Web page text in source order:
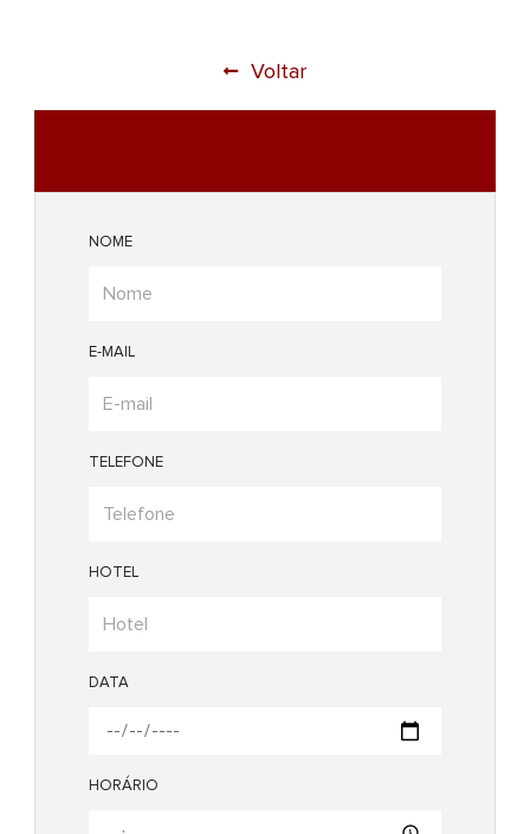
Voltar
NOME
E-MAIL
TELEFONE
HOTEL
DATA
HORÁRIO